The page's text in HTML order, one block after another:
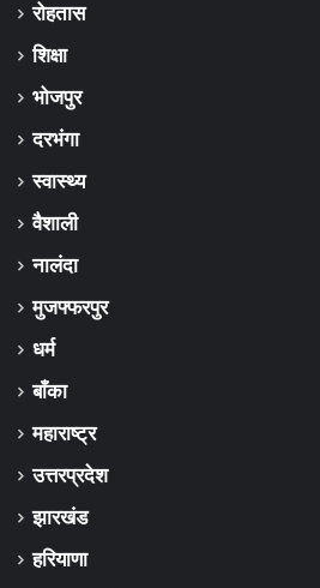
रोहतास
शिक्षा
भोजपुर
दरभंगा
स्वास्थ्य
वैशाली
नालंदा
मुजफ्फरपुर
धर्म
बाँका
महाराष्ट्र
उत्तरप्रदेश
झारखंड
हरियाणा